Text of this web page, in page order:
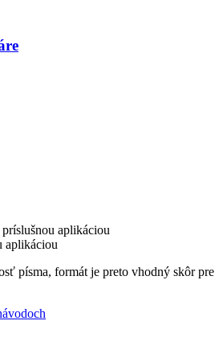
aplikáciou
aplikáciou
písma, formát je preto vhodný skôr pre